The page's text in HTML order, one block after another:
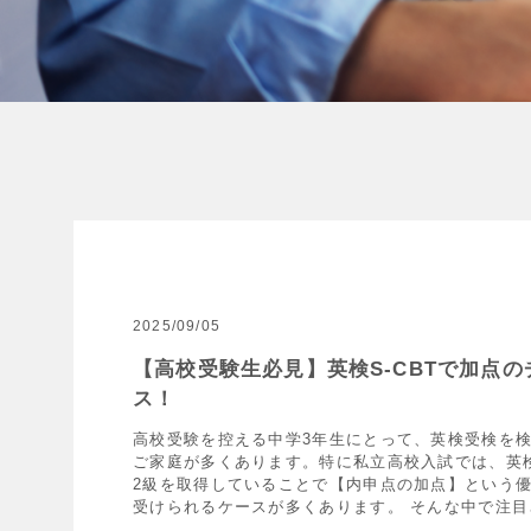
2025/09/05
【高校受験生必見】英検S-CBTで加点の
ス！
高校受験を控える中学3年生にとって、英検受検を
ご家庭が多くあります。特に私立高校入試では、英
2級を取得していることで【内申点の加点】という
受けられるケースが多くあります。 そんな中で注